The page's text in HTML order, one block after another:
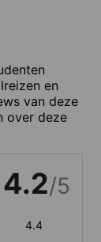
en
van deze
over deze
4.2/5
4.4